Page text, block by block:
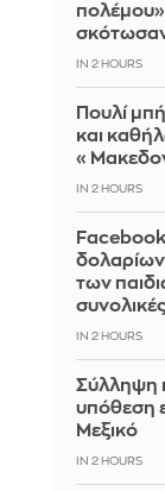
IN 2 HOURS
Πουλί
και
IN 2 HOURS
δολαρίων
των
IN 2 HOURS
Σύλληψη
υπόθεση
Μεξικό
IN 2 HOURS